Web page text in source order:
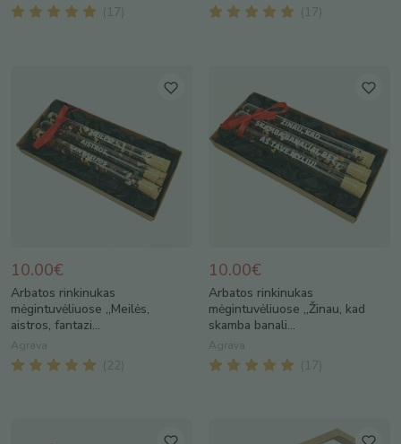
( 17 ( 17
10.00€
Arbatos rinkinukas
mėgintuvėliuose „Meilės,
aistros, fantazi...
Agrava
( 22
10.00€
Arbatos rinkinukas
mėgintuvėliuose „Žinau, kad
skamba banali...
Agrava
( 17